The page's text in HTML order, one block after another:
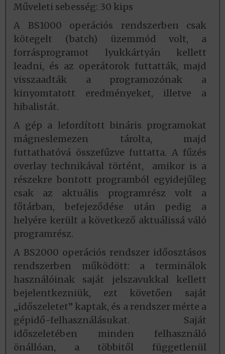
Műveleti sebesség: 30 kips
A BS1000 operációs rendszerben csak
kötegelt (batch) üzemmód volt, a
forrásprogramot lyukkártyán kellett
leadni, és az operátorok futtatták, majd
visszaadták a programozónak a
kinyomtatott eredményeket, illetve a
hibalistát.
A gép a lefordított bináris programokat
mágneslemezen tárolta, majd
futtathatóvá összefűzve futtatta. A fűzés
overlay technikával történt, amikor is a
részekre bontott programból egyidejűleg
csak az aktuális programrész volt a
főtárban, befejeződése után pedig a
helyére került a következő aktuálissá váló
programrész.
A BS2000 operációs rendszer időosztásos
rendszerben működött: a terminálok
használóinak saját jelszavukkal kellett
bejelentkezniük, ezt követően saját
„időszeletet” kaptak, és a rendszer mérte a
gépidő-felhasználásukat. Saját
időszeletében minden felhasználó
önállóan, a többitől függetlenül